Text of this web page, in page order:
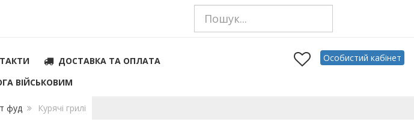
ДОСТАВКА ТА ОПЛАТА
ВІЙСЬКОВИМ
Особистий кабінет
фуд Курячі грилі